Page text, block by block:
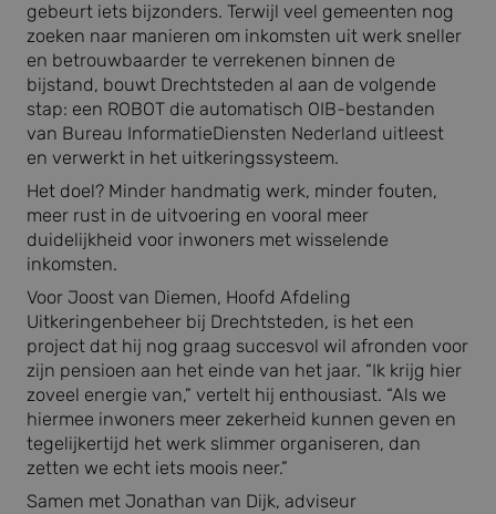
gebeurt iets bijzonders. Terwijl veel gemeenten nog
zoeken naar manieren om inkomsten uit werk sneller
en betrouwbaarder te verrekenen binnen de
bijstand, bouwt Drechtsteden al aan de volgende
stap: een ROBOT die automatisch OIB-bestanden
van Bureau InformatieDiensten Nederland uitleest
en verwerkt in het uitkeringssysteem.
Het doel? Minder handmatig werk, minder fouten,
meer rust in de uitvoering en vooral meer
duidelijkheid voor inwoners met wisselende
inkomsten.
Voor Joost van Diemen, Hoofd Afdeling
Uitkeringenbeheer bij Drechtsteden, is het een
project dat hij nog graag succesvol wil afronden voor
zijn pensioen aan het einde van het jaar. “Ik krijg hier
zoveel energie van,” vertelt hij enthousiast. “Als we
hiermee inwoners meer zekerheid kunnen geven en
tegelijkertijd het werk slimmer organiseren, dan
zetten we echt iets moois neer.”
Samen met Jonathan van Dijk, adviseur